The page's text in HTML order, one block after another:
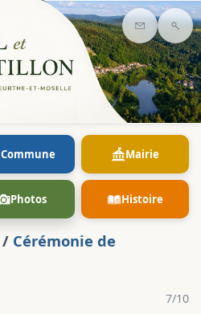
Contact
Commune Mairie
Photos Histoire
/ Cérémonie de
7/10